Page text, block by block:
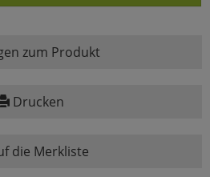
zum Produkt
Drucken
die Merkliste
zurück zu Haupptseite